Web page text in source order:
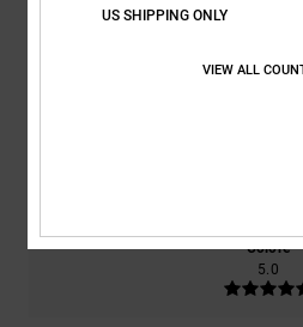
Colore
5.0
US SHIPPING ONLY
VIEW ALL